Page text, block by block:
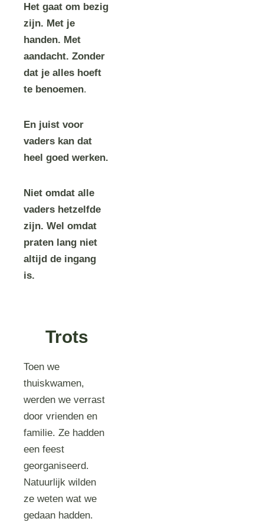
Het gaat om bezig
zijn. Met je
handen. Met
aandacht. Zonder
dat je alles hoeft
te benoemen.
En juist voor
vaders kan dat
heel goed werken.
Niet omdat alle
vaders hetzelfde
zijn. Wel omdat
praten lang niet
altijd de ingang
is.
Trots
Toen we
thuiskwamen,
werden we verrast
door vrienden en
familie. Ze hadden
een feest
georganiseerd.
Natuurlijk wilden
ze weten wat we
gedaan hadden.